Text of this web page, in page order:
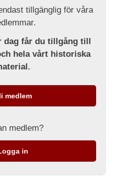
tillgänglig för våra
dag får du tillgång till
hela vårt historiska
medlem
medlem?
in